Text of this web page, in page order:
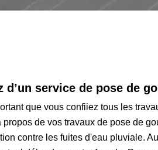
d’un service de pose de
que vous confiiez tous les
propos de vos travaux de pose de
contre les fuites d'eau pluviale.